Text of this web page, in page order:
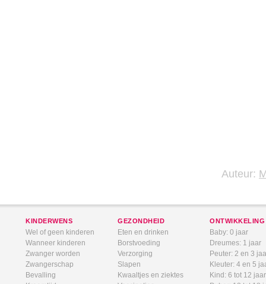
Auteur:
KINDERWENS
Wel of geen kinderen
Wanneer kinderen
Zwanger worden
Zwangerschap
Bevalling
GEZONDHEID
Eten en drinken
Borstvoeding
Verzorging
Slapen
Kwaaltjes en ziektes
ONTWIKKELING
Baby: 0 jaar
Dreumes: 1 jaar
Peuter: 2 en 3
Kleuter: 4 en 5
Kind: 6 tot 12 jaar